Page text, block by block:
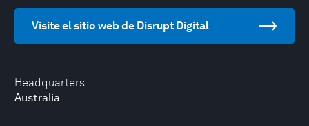
Headquarters
Australia
Visite el sitio web de Disrupt Digital